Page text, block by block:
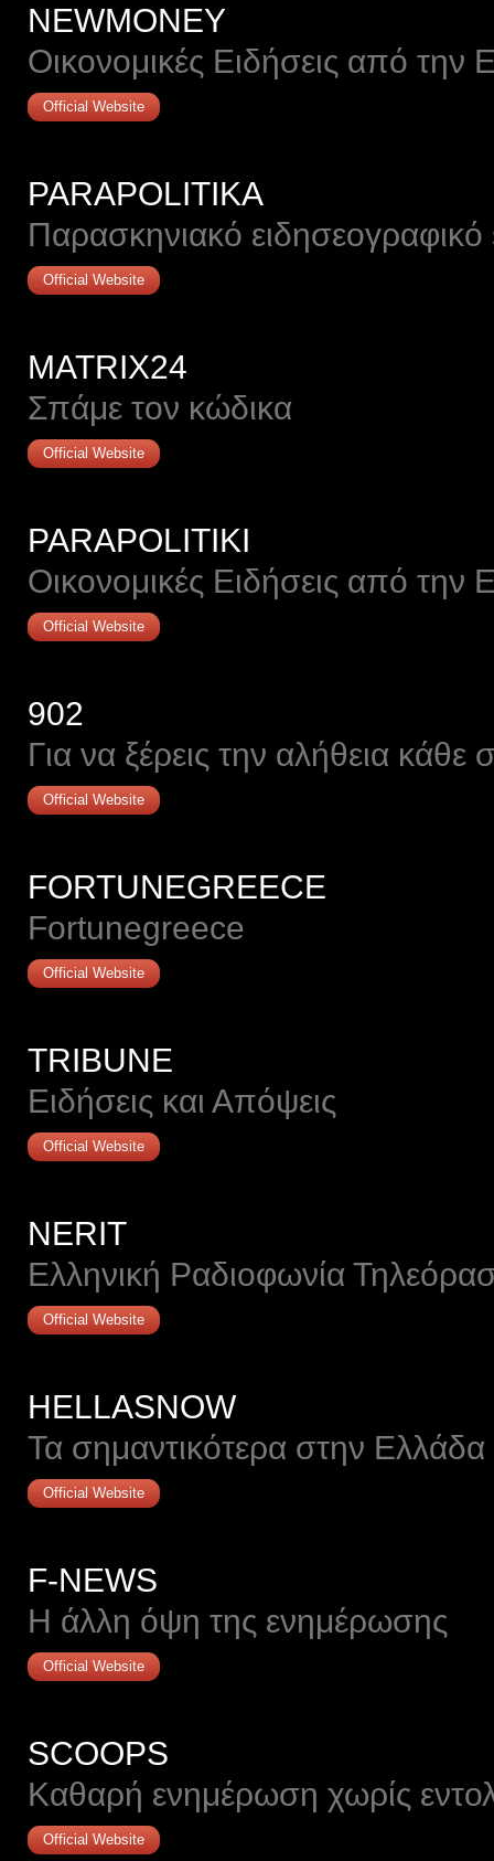
NEWMONEY
Οικονομικές Ειδήσεις από την
Official Website
PARAPOLITIKA
Παρασκηνιακό
Official Website
MATRIX24
Σπάμε τον κώδικα
Official Website
PARAPOLITIKI
Οικονομικές Ειδήσεις από την
Official Website
902
Για να ξέρεις την αλήθεια κάθε
Official Website
FORTUNEGREECE
Fortunegreece
Official Website
TRIBUNE
Ειδήσεις και Απόψεις
Official Website
NERIT
Ελληνική Ραδιοφωνία
Official Website
HELLASNOW
Τα σημαντικότερα στην
Official Website
F-NEWS
Η άλλη όψη της ενημέρωσης
Official Website
SCOOPS
Καθαρή ενημέρωση χωρίς
Official Website